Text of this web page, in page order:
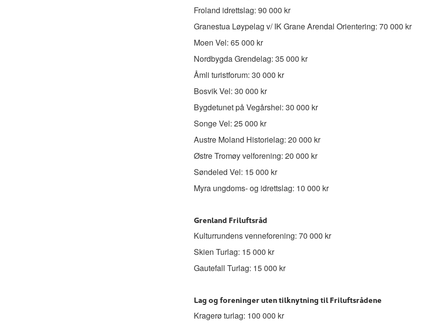
Froland idrettslag: 90 000 kr
Granestua Løypelag v/ IK Grane Arendal Orientering: 70 000 kr
Moen Vel: 65 000 kr
Nordbygda Grendelag: 35 000 kr
Åmli turistforum: 30 000 kr
Bosvik Vel: 30 000 kr
Bygdetunet på Vegårshei: 30 000 kr
Songe Vel: 25 000 kr
Austre Moland Historielag: 20 000 kr
Østre Tromøy velforening: 20 000 kr
Søndeled Vel: 15 000 kr
Myra ungdoms- og idrettslag: 10 000 kr
Grenland Friluftsråd
Kulturrundens venneforening: 70 000 kr
Skien Turlag: 15 000 kr
Gautefall Turlag: 15 000 kr
Lag og foreninger uten tilknytning til Friluftsrådene
Kragerø turlag: 100 000 kr